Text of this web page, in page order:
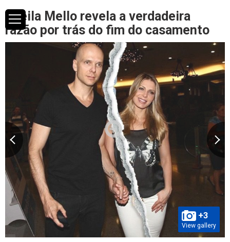
Sheila Mello revela a verdadeira
razão por trás do fim do casamento
+3
View gallery